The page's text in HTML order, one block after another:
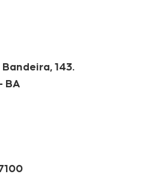
Bandeira, 143.
BA